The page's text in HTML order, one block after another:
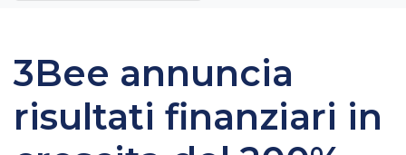
3Bee annuncia
risultati finanziari in